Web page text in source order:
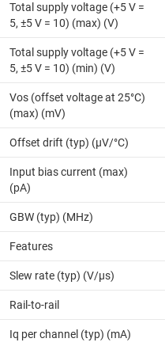
Total supply voltage (+5 V =
5, ±5 V = 10) (max) (V)
Total supply voltage (+5 V =
5, ±5 V = 10) (min) (V)
Vos (offset voltage at 25°C)
(max) (mV)
Offset drift (typ) (µV/°C)
Input bias current (max)
(pA)
GBW (typ) (MHz)
Features
Slew rate (typ) (V/µs)
Rail-to-rail
Iq per channel (typ) (mA)